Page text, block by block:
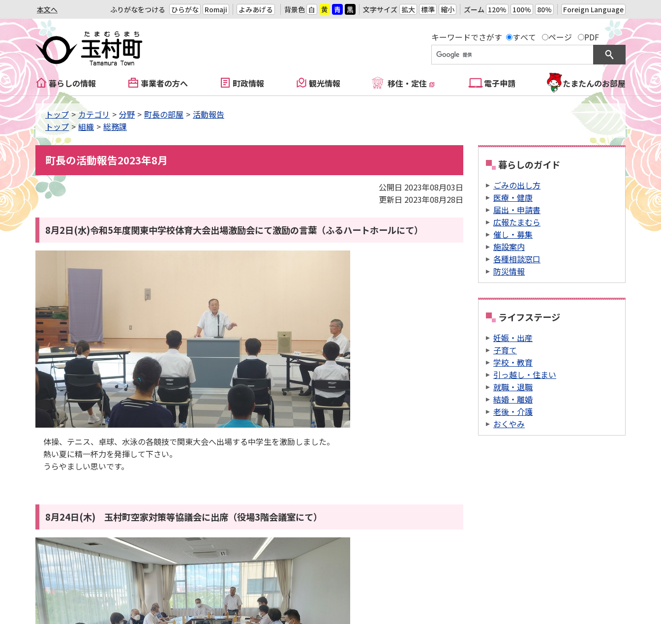
本文へ ふりがなをつける ひらがな Romaji よみあげる 背景色 白 黄 青 黒 文字サイズ 拡大 標準 縮小 ズーム 120% 100% 80% Foreign Language
キーワードでさがす すべて ページ PDF
暮らしの情報 事業者の方へ 町政情報 観光情報 移住・定住 電子申請 たまたんのお部屋
トップ カテゴリ 分野 町長の部屋
活動報告
トップ
組織 総務課
町長の活動報告2023年8月
公開日 2023年08月03日
更新日 2023年08月28日
8月2日(水)令和5年度関東中学校体育大会出場激励会にて激励の言葉（ふるハートホールにて）
体操、テニス、卓球、水泳の各競技で関東大会へ出場する中学生を激励しました。
熱い夏に精一杯力を発揮して下さい。
うらやましい思いです。
8月24日(木) 玉村町空家対策等協議会に出席（役場3階会議室にて）
暮らしのガイド
ごみの出し方
医療・健康
届出・申請書
広報たまむら
催し・募集
施設案内
各種相談窓口
防災情報
ライフステージ
妊娠・出産
子育て
学校・教育
引っ越し・住まい
就職・退職
結婚・離婚
老後・介護
おくやみ